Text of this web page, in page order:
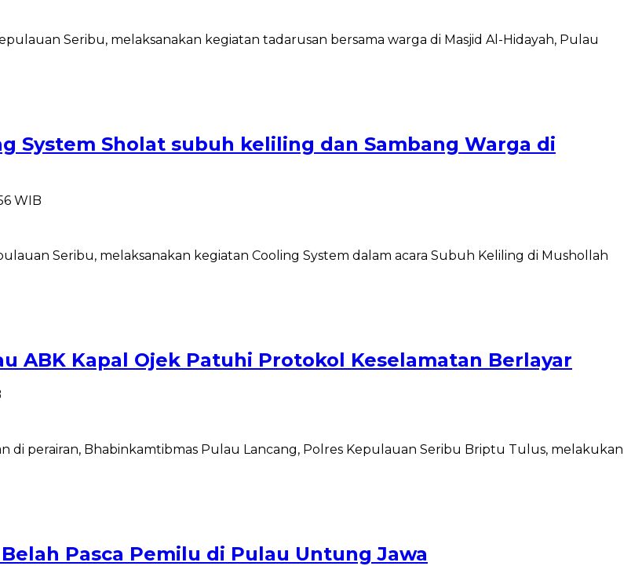
Seribu, melaksanakan kegiatan tadarusan bersama warga di Masjid Al-Hidayah, Pulau
System Sholat subuh keliling dan Sambang Warga di
WIB
Seribu, melaksanakan kegiatan Cooling System dalam acara Subuh Keliling di Mushollah
ABK Kapal Ojek Patuhi Protokol Keselamatan Berlayar
di perairan, Bhabinkamtibmas Pulau Lancang, Polres Kepulauan Seribu Briptu Tulus, melakukan
Pasca Pemilu di Pulau Untung Jawa